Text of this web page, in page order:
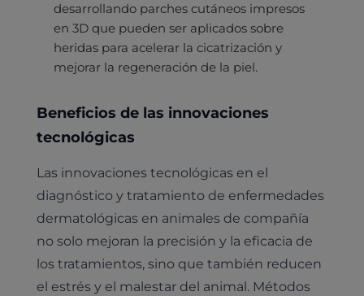
Cirugía
Revisión general y/o geriátrica
Todos los servicios
Medicina felina
Animales Exóticos
desarrollando parches cutáneos impresos
en 3D que pueden ser aplicados sobre
heridas para acelerar la cicatrización y
mejorar la regeneración de la piel.
Beneficios de las innovaciones
tecnológicas
Las innovaciones tecnológicas en el
diagnóstico y tratamiento de enfermedades
dermatológicas en animales de compañía
no solo mejoran la precisión y la eficacia de
los tratamientos, sino que también reducen
el estrés y el malestar del animal. Métodos